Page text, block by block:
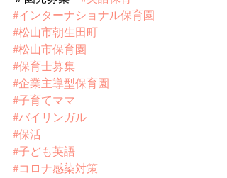
#インターナショナル保育園
#松山市朝生田町
#松山市保育園
#保育士募集
#企業主導型保育園
#子育てママ
#バイリンガル
#保活
#子ども英語
#コロナ感染対策